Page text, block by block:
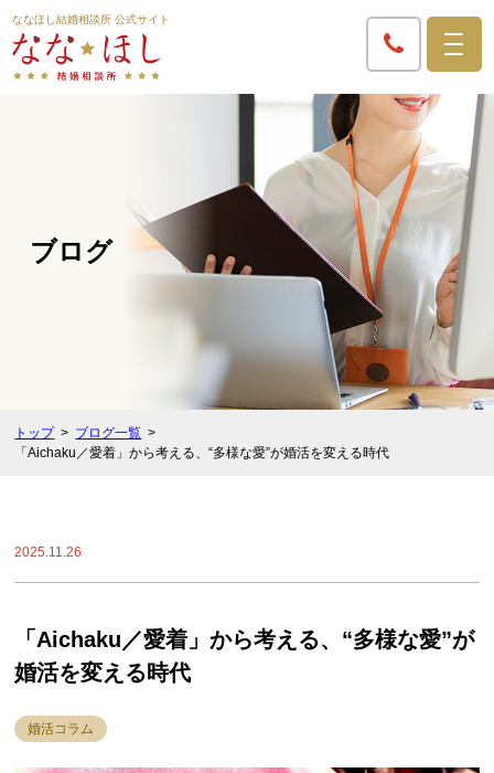
ななほし結婚相談所 公式サイト
ブログ
トップ
ブログ一覧
「Aichaku／愛着」から考える、“多様な愛”が婚活を変える時代
2025.11.26
「Aichaku／愛着」から考える、“多様な愛”が
婚活を変える時代
婚活コラム